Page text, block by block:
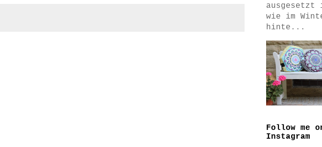
ausgesetzt
wie im
hinte...
Follow me
Instagram